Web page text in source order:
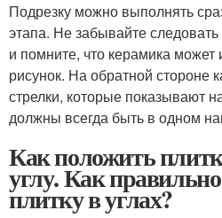
Подрезку можно выполнять
этапа. Не забывайте
и помните, что керамика
рисунок. На обратной стороне
стрелки, которые показывают
должны всегда быть в одном
Как положить
углу. Как
плитку в углах?